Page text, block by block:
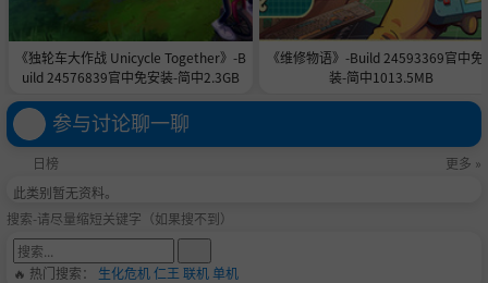
《独轮车大作战 Unicycle Together》-B
uild 24576839官中免安装-简中2.3GB
《维修物语》-Build 24593369官中免
装-简中1013.5MB
参与讨论聊一聊
日榜
更多 »
此类别暂无资料。
搜索-请尽量缩短关键字（如果搜不到）
🔥 热门搜索： 生化危机仁王 联机单机